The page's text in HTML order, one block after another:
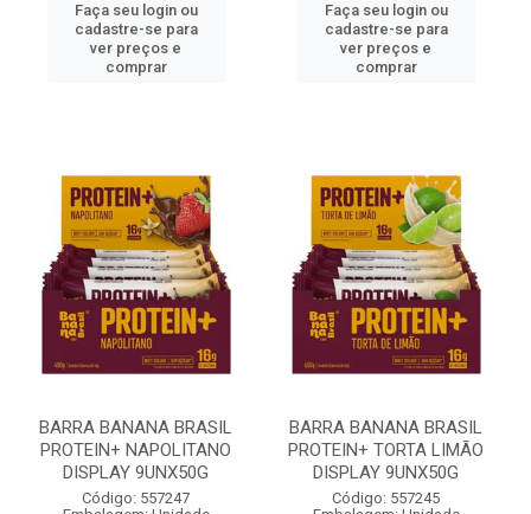
Faça seu login ou
cadastre-se para
ver preços e
comprar
Faça seu login ou
cadastre-se para
ver preços e
comprar
BARRA BANANA BRASIL
PROTEIN+ NAPOLITANO
DISPLAY 9UNX50G
Código: 557247
BARRA BANANA BRASIL
PROTEIN+ TORTA LIMÃO
DISPLAY 9UNX50G
Código: 557245